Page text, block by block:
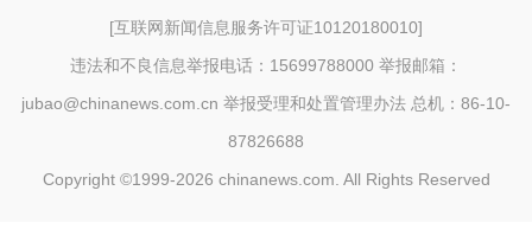
[互联网新闻信息服务许可证10120180010]
违法和不良信息举报电话：15699788000 举报邮箱：
jubao@chinanews.com.cn 举报受理和处置管理办法 总机：86-10-
87826688
Copyright ©1999-2026 chinanews.com. All Rights Reserved